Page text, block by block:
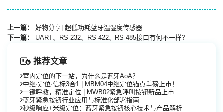
上一篇：
好物分享| 超低功耗蓝牙温湿度传感器
下一篇：
UART、RS-232、RS-422、RS-485接口有何不一样？
推荐文章
室内定位的下一站，为什么是蓝牙AoA？
中继·定位·信标3合1 | MBM04中继定位锚点重磅上市！
一键呼救，精准定位 | MWB02紧急呼叫按钮新品上市
蓝牙紧急按钮行业应用与标准化部署指南
秒级响应+米级定位：蓝牙紧急按钮核心技术与产品解析